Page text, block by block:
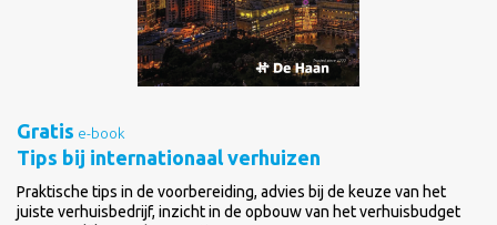
Gratis e-book
Tips bij internationaal verhuizen
Praktische tips in de voorbereiding, advies bij de keuze van het
juiste verhuisbedrijf, inzicht in de opbouw van het verhuisbudget